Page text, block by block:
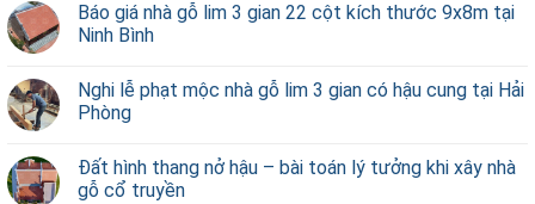
Báo giá nhà gỗ lim 3 gian 22 cột kích thước 9x8m tại
Ninh Bình
Nghi lễ phạt mộc nhà gỗ lim 3 gian có hậu cung tại Hải
Phòng
Đất hình thang nở hậu – bài toán lý tưởng khi xây nhà
gỗ cổ truyền